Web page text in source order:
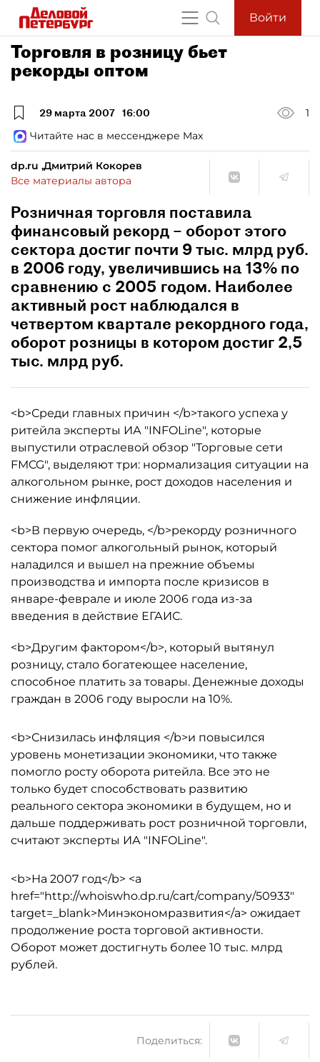
Войти
Торговля в розницу бьет
рекорды оптом
29 марта 2007 16:00
1
Читайте нас в мессенджере Max
dp.ru ,Дмитрий Кокорев
Все материалы автора
Розничная торговля поставила
финансовый рекорд – оборот этого
сектора достиг почти 9 тыс. млрд руб.
в 2006 году, увеличившись на 13% по
сравнению с 2005 годом. Наиболее
активный рост наблюдался в
четвертом квартале рекордного года,
оборот розницы в котором достиг 2,5
тыс. млрд руб.
<b>Среди главных причин </b>такого успеха у
ритейла эксперты ИА "INFOLine", которые
выпустили отраслевой обзор "Торговые сети
FMCG", выделяют три: нормализация ситуации на
алкогольном рынке, рост доходов населения и
снижение инфляции.
<b>В первую очередь, </b>рекорду розничного
сектора помог алкогольный рынок, который
наладился и вышел на прежние объемы
производства и импорта после кризисов в
январе-феврале и июле 2006 года из-за
введения в действие ЕГАИС.
<b>Другим фактором</b>, который вытянул
розницу, стало богатеющее население,
способное платить за товары. Денежные доходы
граждан в 2006 году выросли на 10%.
<b>Снизилась инфляция </b>и повысился
уровень монетизации экономики, что также
помогло росту оборота ритейла. Все это не
только будет способствовать развитию
реального сектора экономики в будущем, но и
дальше поддерживать рост розничной торговли,
считают эксперты ИА "INFOLine".
<b>На 2007 год</b> <a
href="http://whoiswho.dp.ru/cart/company/50933"
target=_blank>Минэкономразвития</a> ожидает
продолжение роста торговой активности.
Оборот может достигнуть более 10 тыс. млрд
рублей.
Поделиться: